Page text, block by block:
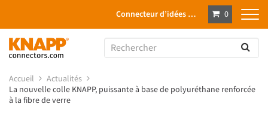
Connecteur d’idées … 0
Accueil
Actualités
La nouvelle colle KNAPP, puissante à base de polyuréthane renforcée
à la fibre de verre